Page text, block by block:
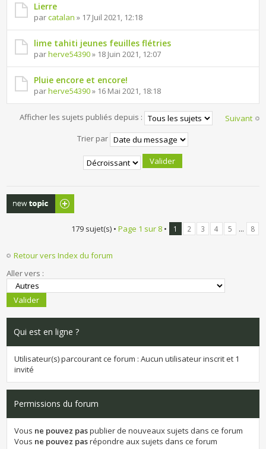
Lierre
parcatalan » 17 Juil 2021, 12:18
lime tahiti jeunes feuilles flétries
parherve54390» 18 Juin 2021, 12:07
Pluie encore et encore!
parherve54390» 16 Mai 2021, 18:18
Suivant
Afficher les sujets publiés depuis :
Trier par
Publier un
nouveau sujet
179 sujet(s) • Page 1 sur 8• 1 2 3 4 5 ... 8
Retour vers Index du forum
Aller vers :
Qui est en ligne ?
Utilisateur(s) parcourant ce forum : Aucun utilisateur inscrit et 1
invité
Permissions du forum
Vous ne pouvez paspublier de nouveaux sujets dans ce forum
Vous ne pouvez pasrépondre aux sujets dans ce forum